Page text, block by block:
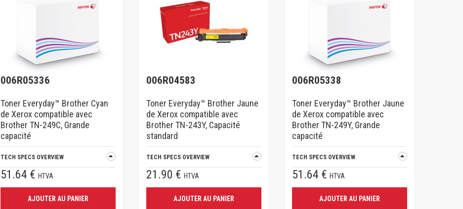
006R05336
Toner Everyday™ Brother Cyan
de Xerox compatible avec
Brother TN-249C, Grande
capacité
TECH SPECS OVERVIEW
51.64 € HTVA
AJOUTER AU PANIER
006R04583
Toner Everyday™ Brother Jaune
de Xerox compatible avec
Brother TN-243Y, Capacité
standard
TECH SPECS OVERVIEW
21.90 € HTVA
AJOUTER AU PANIER
006R05338
Toner Everyday™ Brother Jaune
de Xerox compatible avec
Brother TN-249Y, Grande
capacité
TECH SPECS OVERVIEW
51.64 € HTVA
AJOUTER AU PANIER